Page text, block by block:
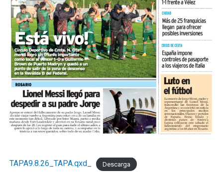
TAPA9.8.26_TAPA.qxd_ Descarga